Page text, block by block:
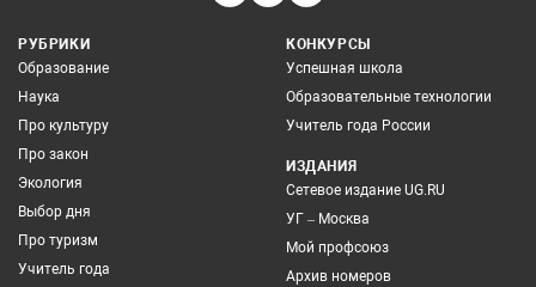
РУБРИКИ
Образование
Наука
Про культуру
Про закон
Экология
Выбор дня
Про туризм
Учитель года
КОНКУРСЫ
Успешная школа
Образовательные технологии
Учитель года России
ИЗДАНИЯ
Сетевое издание UG.RU
УГ – Москва
Мой профсоюз
Архив номеров